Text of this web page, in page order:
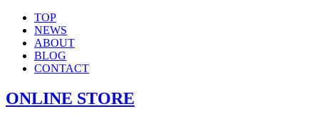
TOP
NEWS
ABOUT
BLOG
CONTACT
ONLINE STORE